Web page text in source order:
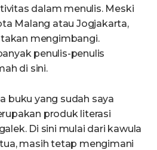
dalam menulis. Meski
Malang atau Jogjakarta,
mengimbangi.
penulis-penulis
di sini.
buku yang sudah saya
produk literasi
Di sini mulai dari kawula
masih tetap mengimani